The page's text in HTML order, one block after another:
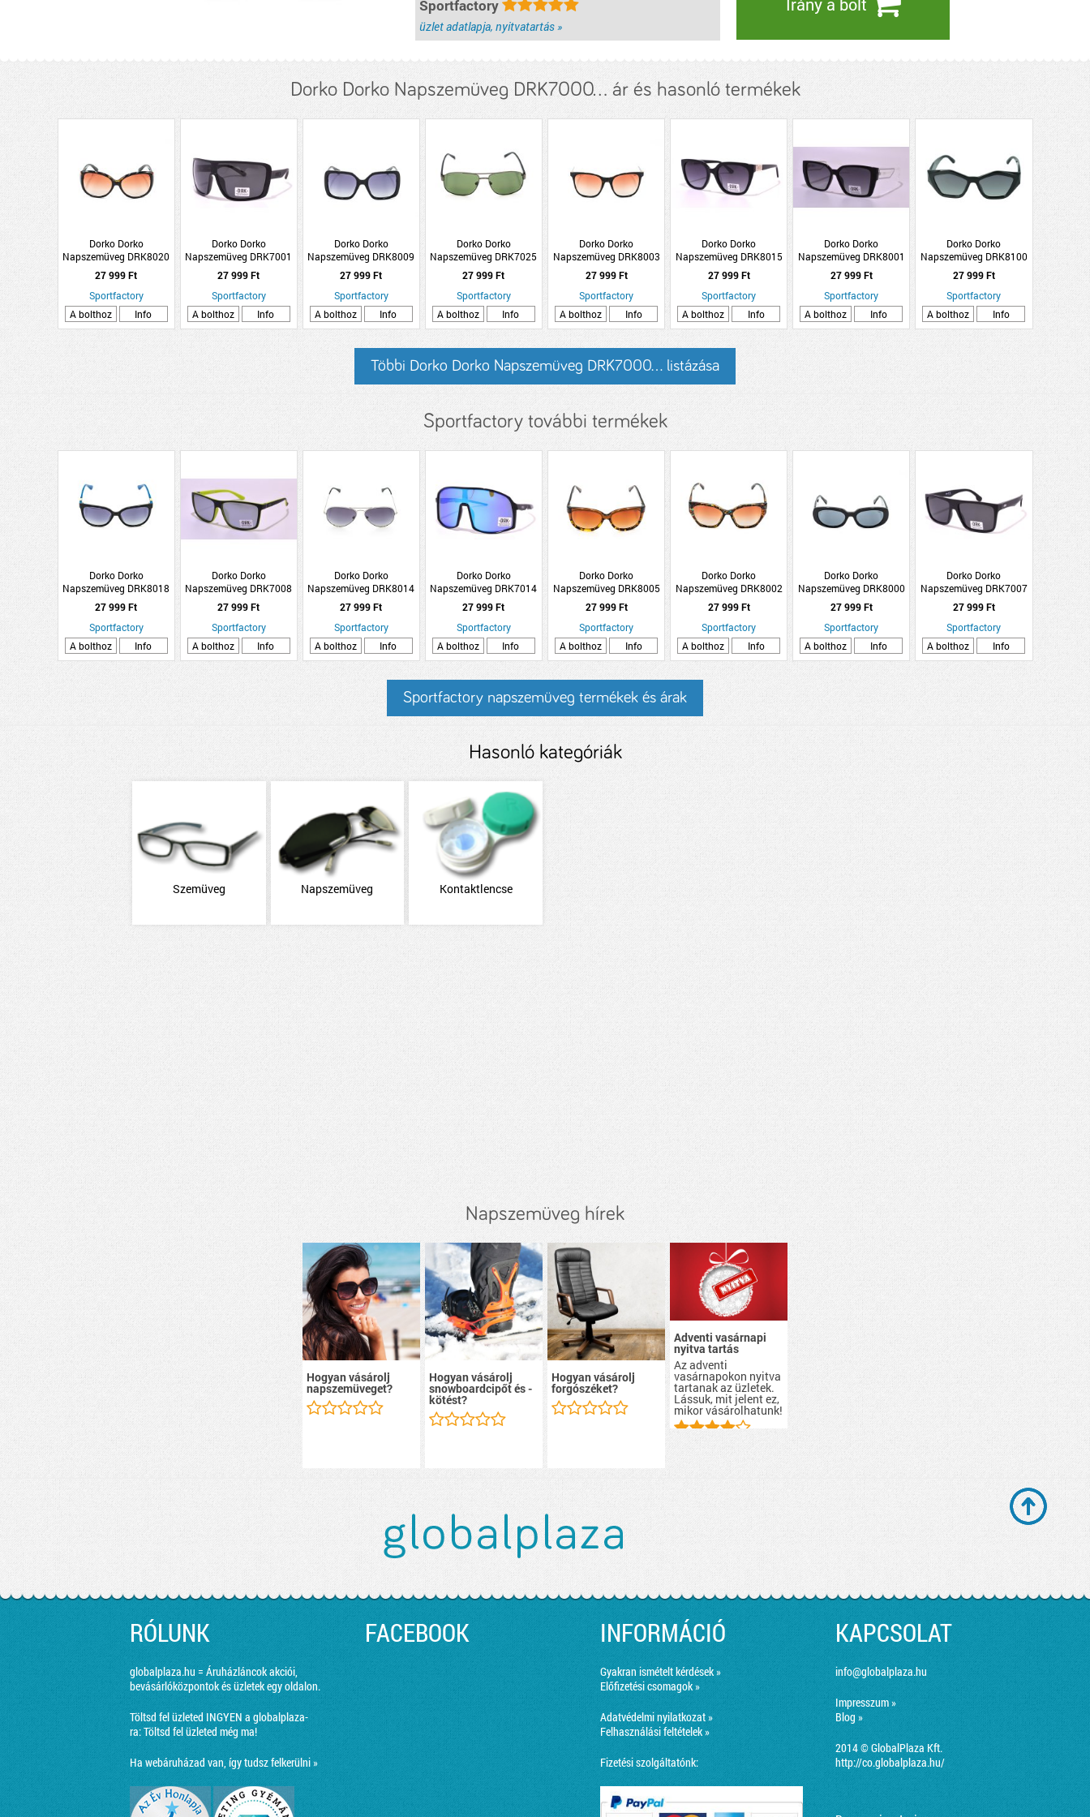
Sportfactory
üzlet adatlapja, nyitvatartás »
Dorko Dorko Napszemüveg DRK7000... ár és hasonló termékek
Dorko Dorko
Napszemüveg DRK8020
C2
27 999 Ft
Sportfactory
A bolthoz
Info
Dorko Dorko
Napszemüveg DRK7001
C1
27 999 Ft
Sportfactory
A bolthoz
Info
Dorko Dorko
Napszemüveg DRK8009
C1
27 999 Ft
Sportfactory
A bolthoz
Info
Dorko Dorko
Napszemüveg DRK7025
C3
27 999 Ft
Sportfactory
A bolthoz
Info
Dorko Dorko
Napszemüveg DRK8003
C1
27 999 Ft
Sportfactory
A bolthoz
Info
Dorko Dorko
Napszemüveg DRK8015
C1
27 999 Ft
Sportfactory
A bolthoz
Info
Dorko Dorko
Napszemüveg DRK8001
C4
27 999 Ft
Sportfactory
A bolthoz
Info
Dorko Dorko
Napszemüveg DRK8100
C1
27 999 Ft
Sportfactory
A bolthoz
Info
Többi Dorko Dorko Napszemüveg DRK7000... listázása
Sportfactory további termékek
Dorko Dorko
Napszemüveg DRK8018
C1
27 999 Ft
Sportfactory
A bolthoz
Info
Dorko Dorko
Napszemüveg DRK7008
C1
27 999 Ft
Sportfactory
A bolthoz
Info
Dorko Dorko
Napszemüveg DRK8014
C1
27 999 Ft
Sportfactory
A bolthoz
Info
Dorko Dorko
Napszemüveg DRK7014
C3
27 999 Ft
Sportfactory
A bolthoz
Info
Dorko Dorko
Napszemüveg DRK8005
C1
27 999 Ft
Sportfactory
A bolthoz
Info
Dorko Dorko
Napszemüveg DRK8002
C1
27 999 Ft
Sportfactory
A bolthoz
Info
Dorko Dorko
Napszemüveg DRK8000
C2
27 999 Ft
Sportfactory
A bolthoz
Info
Dorko Dorko
Napszemüveg DRK7007
C2
27 999 Ft
Sportfactory
A bolthoz
Info
Sportfactory napszemüveg termékek és árak
Hasonló kategóriák
Szemüveg Napszemüveg Kontaktlencse
Napszemüveg hírek
Hogyan vásárolj
napszemüveget?
Hogyan vásárolj
snowboardcipőt és -
kötést?
Hogyan vásárolj
forgószéket?
Adventi vasárnapi
nyitva tartás
Az adventi
vasárnapokon nyitva
tartanak az üzletek.
Lássuk, mit jelent ez,
mikor vásárolhatunk!
RÓLUNK
globalplaza.hu = Áruházláncok akciói,
bevásárlóközpontok és üzletek egy oldalon.
Töltsd fel üzleted INGYEN a globalplaza-
ra:Töltsd fel üzleted még ma!
Ha webáruházad van, így tudsz felkerülni »
FACEBOOK INFORMÁCIÓ
Gyakran ismételt kérdések »
Előfizetési csomagok »
Adatvédelmi nyilatkozat »
Felhasználási feltételek »
Fizetési szolgáltatónk:
KAPCSOLAT
info@globalplaza.hu
Impresszum »
Blog »
2014 © GlobalPlaza Kft.
http://co.globalplaza.hu/